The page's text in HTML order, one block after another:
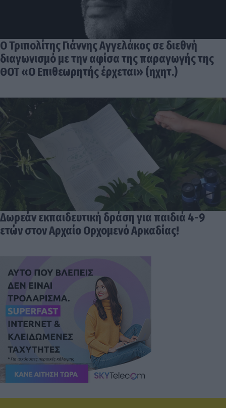
Ο Τριπολίτης Γιάννης Αγγελάκος σε διεθνή
διαγωνισμό με την αφίσα της παραγωγής της
ΘΟΤ «Ο Επιθεωρητής έρχεται» (ηχητ.)
Δωρεάν εκπαιδευτική δράση για παιδιά 4-9
ετών στον Αρχαίο Ορχομενό Αρκαδίας!